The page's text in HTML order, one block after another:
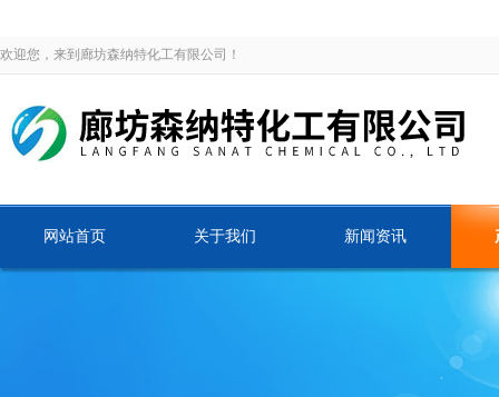
欢迎您，来到廊坊森纳特化工有限公司！
网站首页 关于我们 新闻资讯